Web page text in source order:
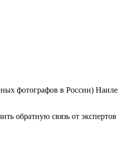
фотографов в России)
обратную связь от